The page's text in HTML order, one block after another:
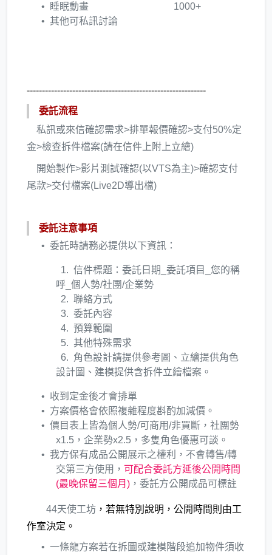
​睡眠動畫 1000+
​其他可私訊討論
-----------------------------------------------------------
委託流程
私訊或來信確認需求>排單報價確認>支付50%定
金>檢查拆件檔案(請在信件上附上立繪)
開始製作>影片測試確認(以VTS為主)>確認支付
尾款>交付檔案(Live2D導出檔)
委託注意事項
委託時請務必提供以下資訊：
信件標題：委託日期_委託項目_您的稱
呼_個人勢/社團/企業勢
聯絡方式
委託內容
預算範圍
其他特殊需求
角色設計請提供參考圖、立繪提供角色
設計圖、建模提供含拆件立繪檔案。
收到定金後才會排單
方案價格會依照複雜程度斟酌加減價。
價目表上皆為個人勢/可商用/非買斷，社團勢
x1.5，企業勢x2.5，多隻角色優惠可談。
我方保有成品公開展示之權利，不會轉售/轉
交第三方使用， 可配合委託方延後公開時間
(最晚保留三個月) ，委託方公開成品可標註
44天使工坊 ，若無特別說明，公開時間則由工
作室決定。
一條龍方案若在拆圖或建模階段追加物件須收